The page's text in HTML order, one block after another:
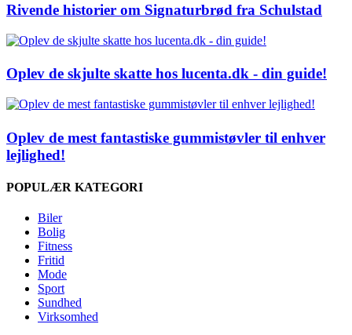
Rivende historier om Signaturbrød fra Schulstad
Oplev de skjulte skatte hos lucenta.dk - din guide!
Oplev de mest fantastiske gummistøvler til enhver
lejlighed!
POPULÆR KATEGORI
Biler
Bolig
Fitness
Fritid
Mode
Sport
Sundhed
Virksomhed